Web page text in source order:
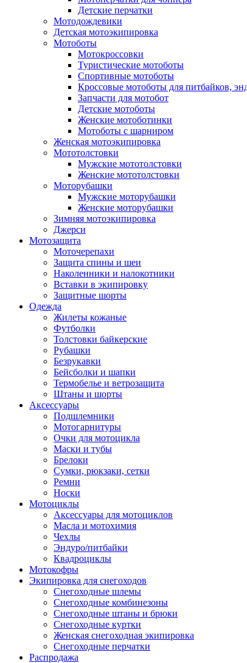
Детские перчатки
Мотодождевики
Детская мотоэкипировка
Мотоботы
Мотокроссовки
Туристические мотоботы
Спортивные мотоботы
Кроссовые мотоботы для питбайков,
Запчасти для мотобот
Детские мотоботы
Женские мотоботинки
Мотоботы с шарниром
Женская мотоэкипировка
Мототолстовки
Мужские мототолстовки
Женские мототолстовки
Моторубашки
Мужские моторубашки
Женские моторубашки
Зимняя мотоэкипировка
Джерси
Мотозащита
Моточерепахи
Защита спины и шеи
Наколенники и налокотники
Вставки в экипировку
Защитные шорты
Одежда
Жилеты кожаные
Футболки
Толстовки байкерские
Рубашки
Безрукавки
Бейсболки и шапки
Термобелье и ветрозащита
Штаны и шорты
Аксессуары
Подшлемники
Мотогарнитуры
Очки для мотоцикла
Маски и тубы
Брелоки
Сумки, рюкзаки, сетки
Ремни
Носки
Мотоциклы
Аксессуары для мотоциклов
Масла и мотохимия
Чехлы
Эндуро/питбайки
Квадроциклы
Мотокофры
Экипировка для снегоходов
Снегоходные шлемы
Снегоходные комбинезоны
Снегоходные штаны и брюки
Снегоходные куртки
Женская снегоходная экипировка
Снегоходные перчатки
Распродажа